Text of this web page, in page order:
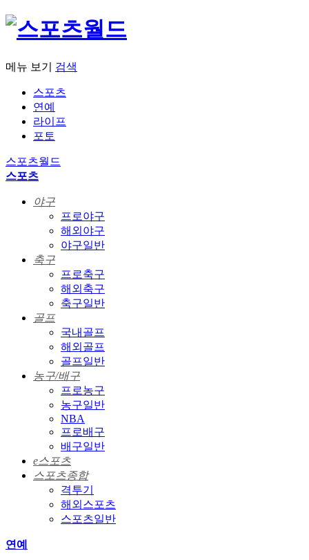
메뉴 보기 검색
스포츠
연예
라이프
포토
스포츠월드
스포츠
야구
프로야구
해외야구
야구일반
축구
프로축구
해외축구
축구일반
골프
국내골프
해외골프
골프일반
농구/배구
프로농구
농구일반
NBA
프로배구
배구일반
e스포츠
스포츠종합
격투기
해외스포츠
스포츠일반
연예